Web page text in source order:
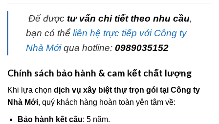
Để được tư vấn chi tiết theo nhu cầu,
bạn có thể liên hệ trực tiếp với Công ty
Nhà Mớiqua hotline: 0989035152
Chính sách bảo hành & cam kết chất lượng
Khi lựa chọn dịch vụ xây biệt thự trọn gói tại Công ty
Nhà Mới, quý khách hàng hoàn toàn yên tâm về:
Bảo hành kết cấu: 5 năm.